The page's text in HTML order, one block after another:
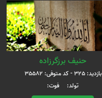
حنیف برزگرزاده
بازدید: 325 - کد متوفی: 35582
تولد: فوت: